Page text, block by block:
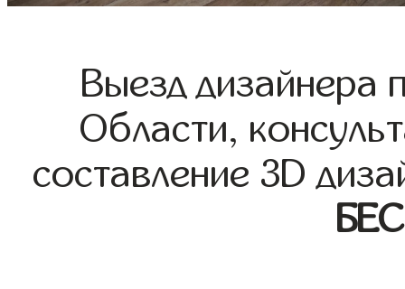
Выезд дизайнера
Области,
составление 3D